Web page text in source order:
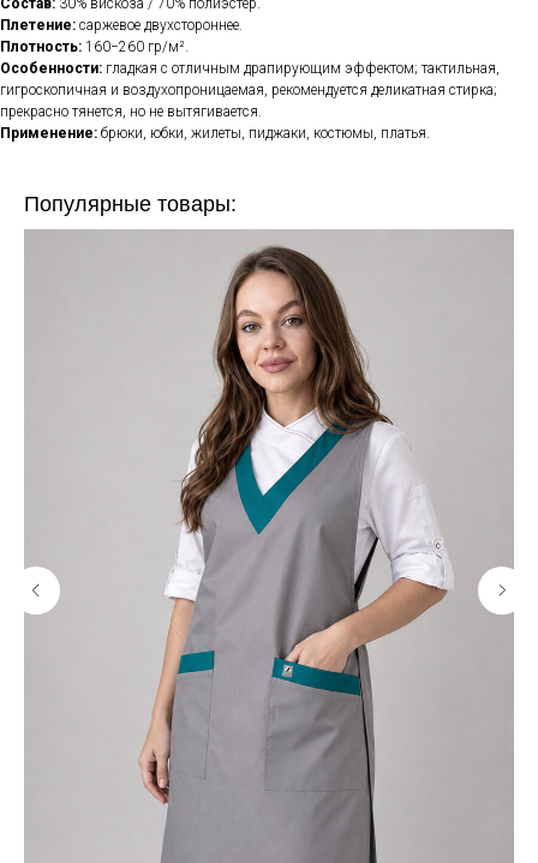
Состав: 30% вискоза / 70% полиэстер.
Плетение: саржевое двухстороннее.
Плотность: 160−260 гр/м².
Особенности: гладкая с отличным драпирующим эффектом; тактильная,
гигроскопичная и воздухопроницаемая, рекомендуется деликатная стирка;
прекрасно тянется, но не вытягивается.
Применение: брюки, юбки, жилеты, пиджаки, костюмы, платья.
Популярные товары: